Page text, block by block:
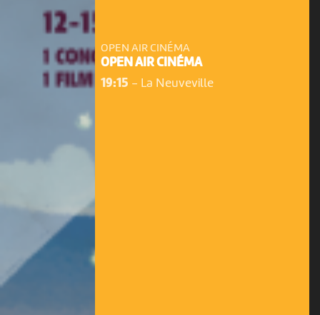
OPEN AIR CINÉMA
OPEN AIR CINÉMA
19:15 - La Neuveville